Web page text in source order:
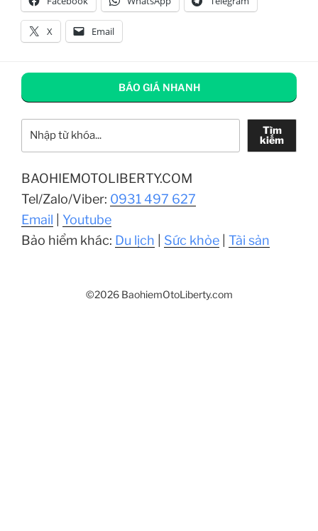
X Email
BÁO GIÁ NHANH
Tìm
kiếm
BAOHIEMOTOLIBERTY.COM
Tel/Zalo/Viber: 0931 497 627
Email
Youtube
Bảo hiểm khác: Du lịch Sức khỏe Tài sản
©2026 BaohiemOtoLiberty.com